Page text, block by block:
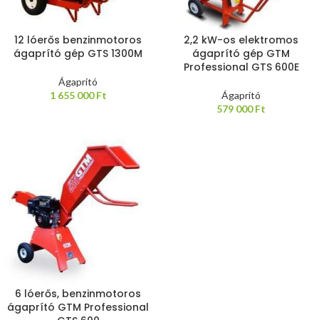
12 lóerős benzinmotoros
ágaprító gép GTS 1300M
Ágaprító
1 655 000Ft
2,2 kW-os elektromos
ágaprító gép GTM
Professional GTS 600E
Ágaprító
579 000Ft
6 lóerős, benzinmotoros
ágaprító GTM Professional